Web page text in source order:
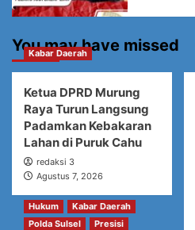
You may have missed
Kabar Daerah
Ketua DPRD Murung
Raya Turun Langsung
Padamkan Kebakaran
Lahan di Puruk Cahu
redaksi 3
Agustus 7, 2026
Hukum
Kabar Daerah
Polda Sulsel
Presisi